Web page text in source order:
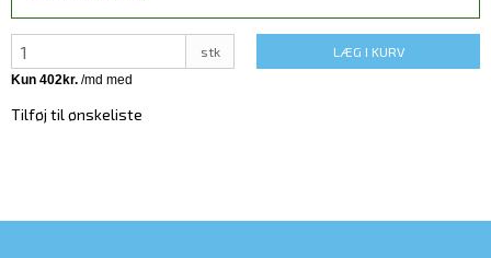
stk LÆG I KURV
Tilføj til ønskeliste